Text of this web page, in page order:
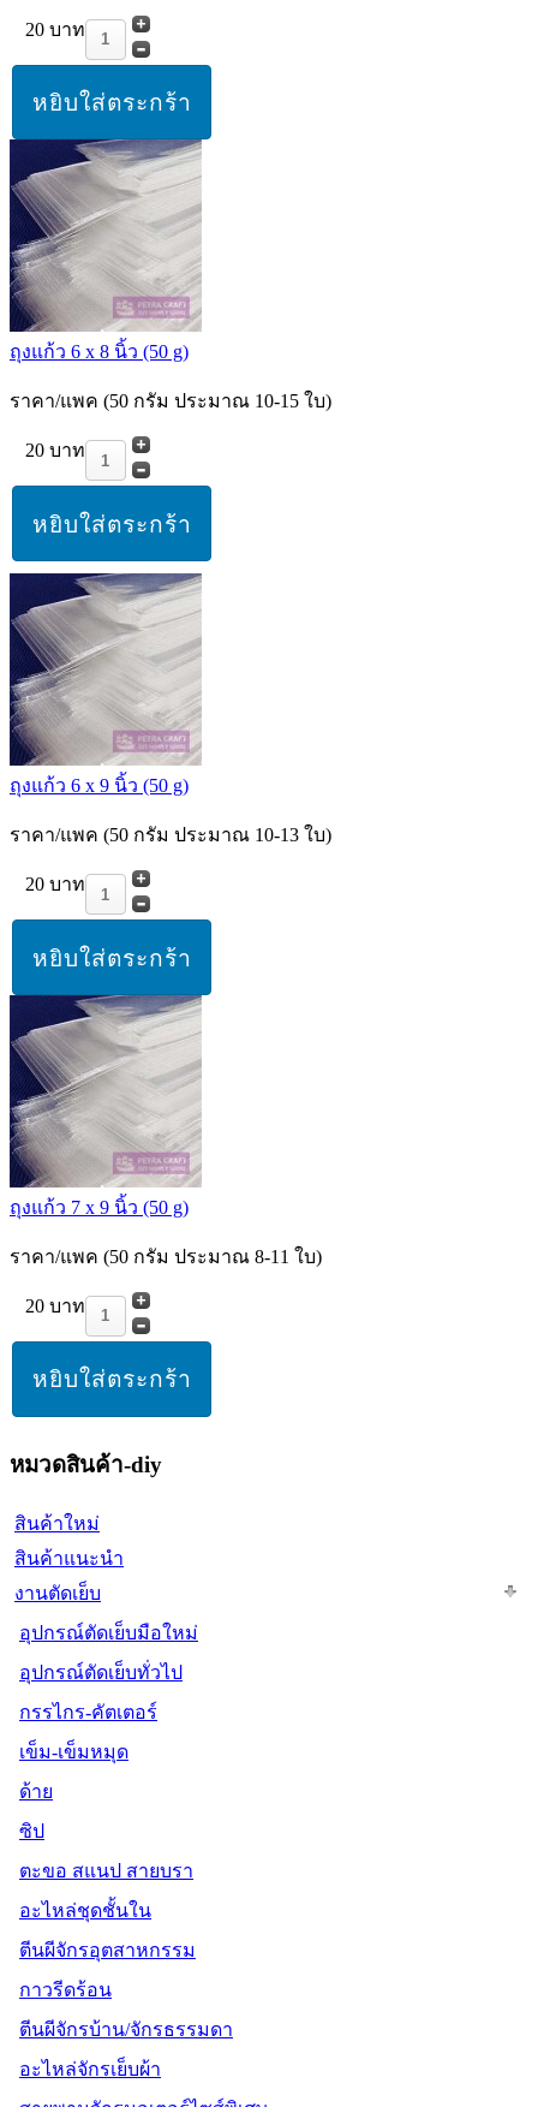
20 บาท
ถุงแก้ว 6 x 8 นิ้ว (50 g)
ราคา/แพค (50 กรัม ประมาณ 10-15 ใบ)
20 บาท
ถุงแก้ว 6 x 9 นิ้ว (50 g)
ราคา/แพค (50 กรัม ประมาณ 10-13 ใบ)
20 บาท
ถุงแก้ว 7 x 9 นิ้ว (50 g)
ราคา/แพค (50 กรัม ประมาณ 8-11 ใบ)
20 บาท
หมวดสินค้า-diy
สินค้าใหม่
สินค้าแนะนำ
งานตัดเย็บ
อุปกรณ์ตัดเย็บมือใหม่
อุปกรณ์ตัดเย็บทั่วไป
กรรไกร-คัตเตอร์
เข็ม-เข็มหมุด
ด้าย
ซิป
ตะขอ สแนป สายบรา
อะไหล่ชุดชั้นใน
ตีนผีจักรอุตสาหกรรม
กาวรีดร้อน
ตีนผีจักรบ้าน/จักรธรรมดา
อะไหล่จักรเย็บผ้า